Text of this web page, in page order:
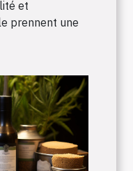
et
prennent une